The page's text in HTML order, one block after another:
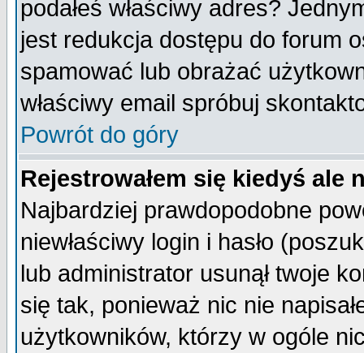
podałeś właściwy adres?
jest redukcja dostępu do forum
spamować lub obrażać
właściwy email spróbuj
Powrót do góry
Rejestrowałem się kiedyś ale
Najbardziej prawdopodobne
niewłaściwy login i hasło
lub administrator usunął twoje
się tak, ponieważ nic nie
użytkowników, którzy w ogóle